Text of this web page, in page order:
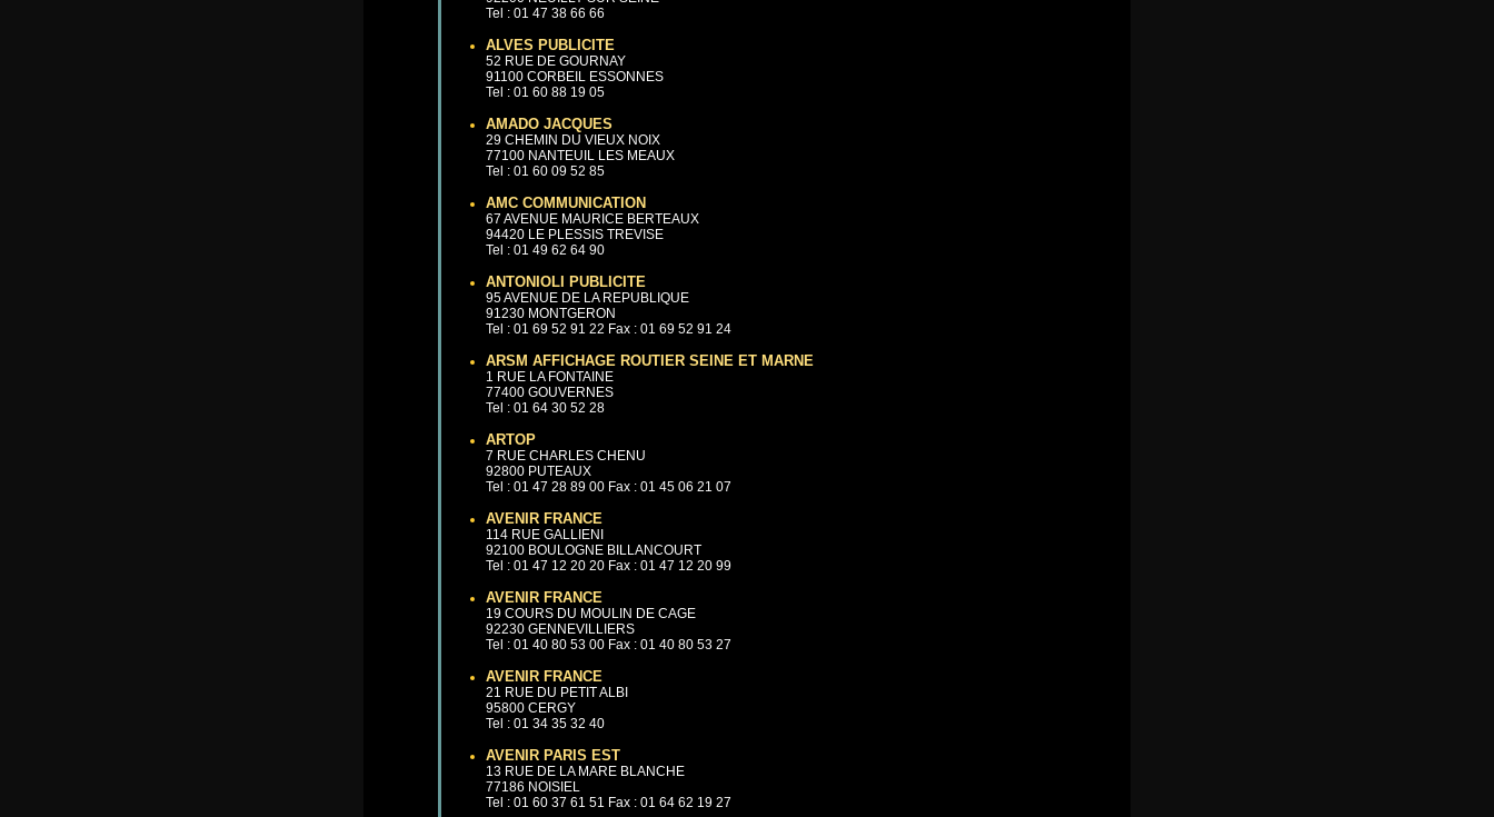
Tel : 01 47 38 66 66
ALVES PUBLICITE
52 RUE DE GOURNAY
91100 CORBEIL ESSONNES
Tel : 01 60 88 19 05
AMADO JACQUES
29 CHEMIN DU VIEUX NOIX
77100 NANTEUIL LES MEAUX
Tel : 01 60 09 52 85
AMC COMMUNICATION
67 AVENUE MAURICE BERTEAUX
94420 LE PLESSIS TREVISE
Tel : 01 49 62 64 90
ANTONIOLI PUBLICITE
95 AVENUE DE LA REPUBLIQUE
91230 MONTGERON
Tel : 01 69 52 91 22 Fax : 01 69 52 91 24
ARSM AFFICHAGE ROUTIER SEINE ET MARNE
1 RUE LA FONTAINE
77400 GOUVERNES
Tel : 01 64 30 52 28
ARTOP
7 RUE CHARLES CHENU
92800 PUTEAUX
Tel : 01 47 28 89 00 Fax : 01 45 06 21 07
AVENIR FRANCE
114 RUE GALLIENI
92100 BOULOGNE BILLANCOURT
Tel : 01 47 12 20 20 Fax : 01 47 12 20 99
AVENIR FRANCE
19 COURS DU MOULIN DE CAGE
92230 GENNEVILLIERS
Tel : 01 40 80 53 00 Fax : 01 40 80 53 27
AVENIR FRANCE
21 RUE DU PETIT ALBI
95800 CERGY
Tel : 01 34 35 32 40
AVENIR PARIS EST
13 RUE DE LA MARE BLANCHE
77186 NOISIEL
Tel : 01 60 37 61 51 Fax : 01 64 62 19 27